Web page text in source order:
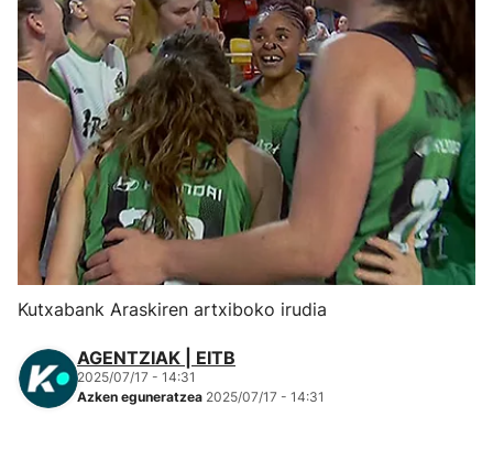
Herri-kirolak
Eskubaloia
Kirolak 360
Atletismoa
Mendi-lasterketak
"Helmuga"
Kutxabank Araskiren artxiboko irudia
AGENTZIAK | EITB
2025/07/17 - 14:31
Azken eguneratzea 2025/07/17 - 14:31